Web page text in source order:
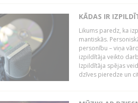
KĀDAS IR
Likums paredz, ka
mantiskās.
personību – viņa
izpildītāja veikto
Izpildītāja spējas
dzīves pieredze un